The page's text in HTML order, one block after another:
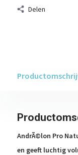
Delen
AndrÃ©lon Pro
en geeft luchtig